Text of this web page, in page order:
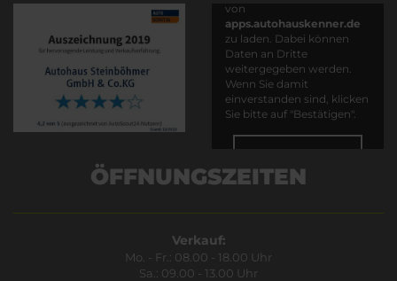
von
apps.autohauskenner.de
zu laden. Dabei können
Daten an Dritte
weitergegeben werden.
Wenn Sie damit
einverstanden sind, klicken
Sie bitte auf "Bestätigen".
ÖFFNUNGSZEITEN
Verkauf:
Mo. - Fr.: 08.00 - 18.00 Uhr
Sa.: 09.00 - 13.00 Uhr